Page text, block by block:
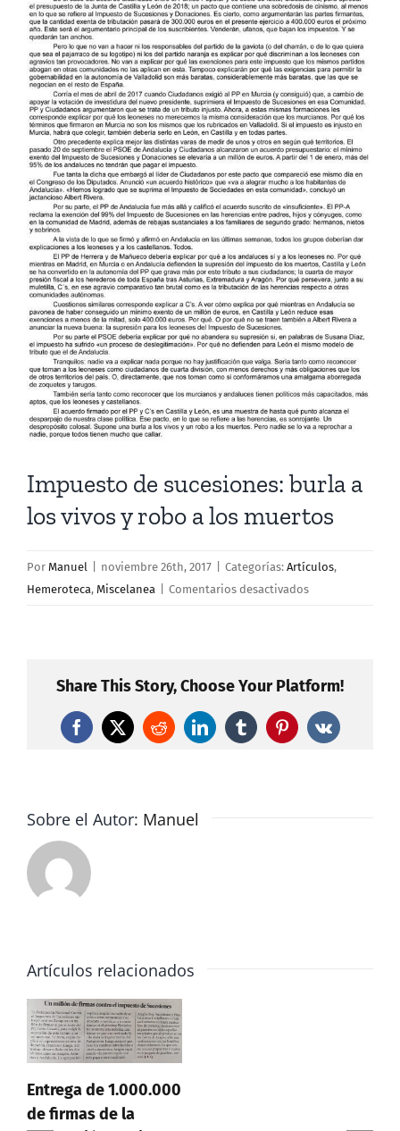
más
grande
Impuesto de sucesiones: burla a
los vivos y robo a los muertos
Por Manuel noviembre 26th, 2017 Categorías: Artículos,
Hemeroteca, Miscelanea Comentarios desactivadosen
burla
los
vivos
Share This Story, Choose Your Platform!
Facebook
X RedditLinkedInTumblrPinterest
Vk
Sobre el Autor: Manuel
Artículos relacionados
Entrega de 1.000.000
de firmas de la